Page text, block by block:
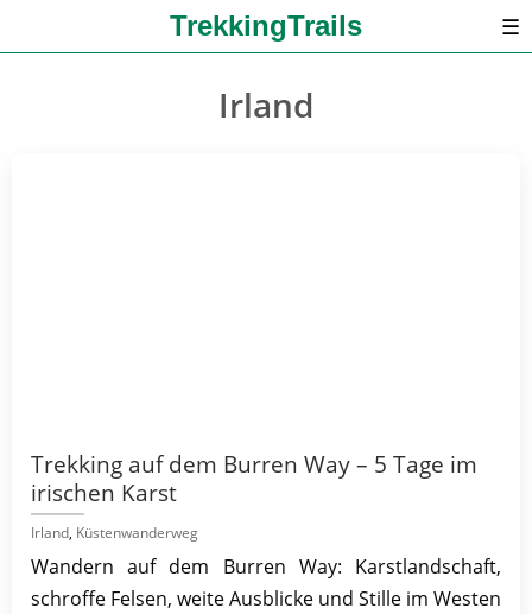
TrekkingTrails ☰
Irland
Trekking auf dem Burren Way – 5 Tage im
irischen Karst
Irland, Küstenwanderweg
Wandern auf dem Burren Way: Karstlandschaft,
schroffe Felsen, weite Ausblicke und Stille im Westen